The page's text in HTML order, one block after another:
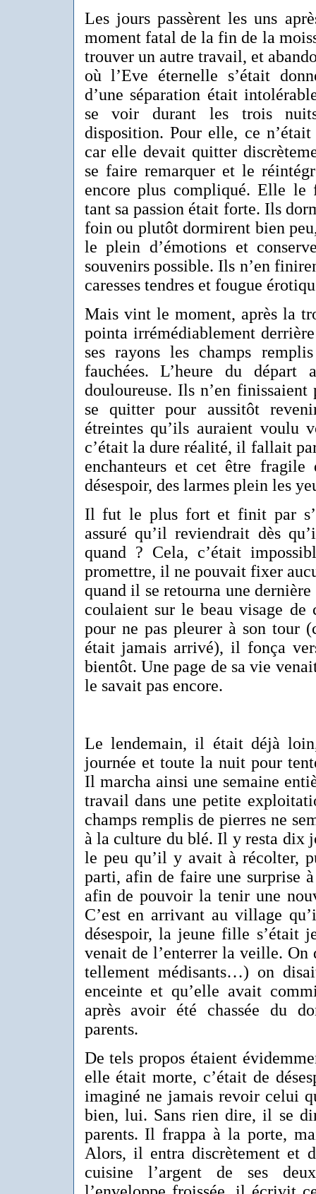
Les jours passèrent les uns
moment fatal de la fin de la
trouver un autre travail, et
où l’Eve éternelle s’était
d’une séparation était
se voir durant les trois
disposition. Pour elle, ce
car elle devait quitter
se faire remarquer et le
encore plus compliqué. Elle le
tant sa passion était forte. Ils
foin ou plutôt dormirent bien
le plein d’émotions et
souvenirs possible. Ils n’en
caresses tendres et fougue
Mais vint le moment, après la
pointa irrémédiablement
ses rayons les champs
fauchées. L’heure du
douloureuse. Ils n’en
se quitter pour aussitôt
étreintes qu’ils auraient voulu
c’était la dure réalité, il fallait
enchanteurs et cet être fragile
désespoir, des larmes plein les
Il fut le plus fort et finit par
assuré qu’il reviendrait dès
quand ? Cela, c’était
promettre, il ne pouvait fixer
quand il se retourna une
coulaient sur le beau visage
pour ne pas pleurer à son tour
était jamais arrivé), il fonça
bientôt. Une page de sa vie
le savait pas encore.
Le lendemain, il était déjà
journée et toute la nuit pour
Il marcha ainsi une semaine
travail dans une petite
champs remplis de pierres ne
à la culture du blé. Il y resta dix
le peu qu’il y avait à récolter,
parti, afin de faire une surprise
afin de pouvoir la tenir une
C’est en arrivant au village
désespoir, la jeune fille s’était
venait de l’enterrer la veille. On
tellement médisants…) on
enceinte et qu’elle avait
après avoir été chassée du
parents.
De tels propos étaient
elle était morte, c’était de
imaginé ne jamais revoir celui
bien, lui. Sans rien dire, il se
parents. Il frappa à la porte,
Alors, il entra discrètement et
cuisine l’argent de ses